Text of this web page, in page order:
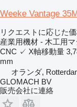
Weeke Vantage
リクエストに応じた
産業用機材 - 木工用
CNC ✓ X軸移動量
mm
オランダ,
GLOMACH BV
販売会社に連絡